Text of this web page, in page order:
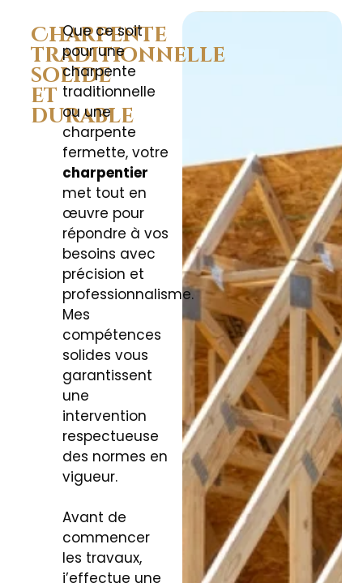
Charpente
traditionnelle
solide
et
durable
Que ce soit
pour une
charpente
traditionnelle
ou une
charpente
fermette, votre
charpentier
met tout en
œuvre pour
répondre à vos
besoins avec
précision et
professionnalisme.
Mes
compétences
solides vous
garantissent
une
intervention
respectueuse
des normes en
vigueur.
Avant de
commencer
les travaux,
j’effectue une